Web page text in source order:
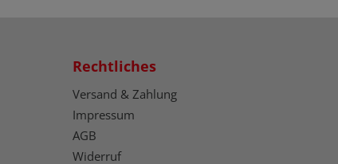
Rechtliches
Versand & Zahlung
Impressum
AGB
Widerruf